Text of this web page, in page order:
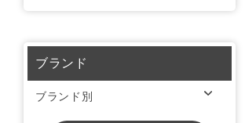
ブランド
ブランド別